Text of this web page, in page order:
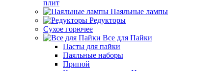
плит
Паяльные лампы
Редукторы
Сухое горючее
Все для Пайки
Пасты для пайки
Паяльные наборы
Припой